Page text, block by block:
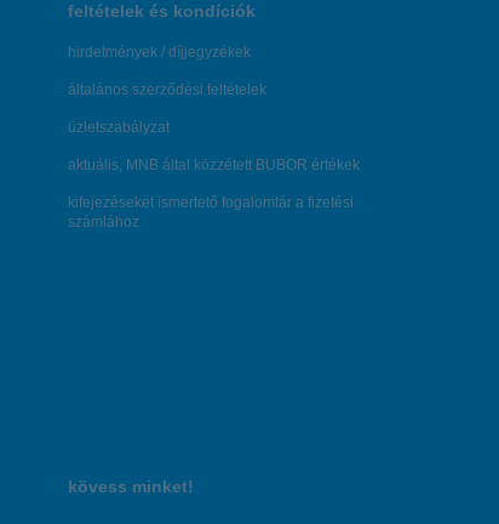
feltételek és kondíciók
hirdetmények / díjjegyzékek
általános szerződési feltételek
üzletszabályzat
aktuális, MNB által közzétett BUBOR értékek
kifejezéseket ismertető fogalomtár a fizetési
számlához
kövess minket!